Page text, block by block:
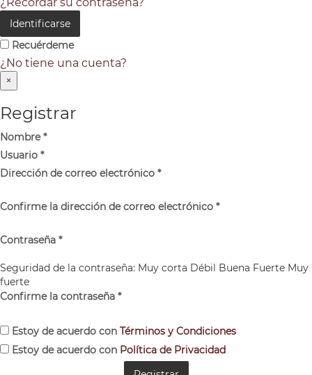
Identificarse
Recuérdeme
¿No tiene una cuenta?
×
Registrar
Nombre*
Usuario *
Dirección de correo electrónico *
Confirme la dirección de correo electrónico *
Contraseña *
Seguridad de la contraseña: Muy corta Débil Buena Fuerte Muy
fuerte
Confirme la contraseña *
Estoy de acuerdo con Términos y Condiciones
Estoy de acuerdo con Política de Privacidad